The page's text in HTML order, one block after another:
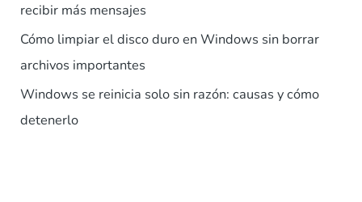
recibir más mensajes
Cómo limpiar el disco duro en Windows sin borrar
archivos importantes
Windows se reinicia solo sin razón: causas y cómo
detenerlo